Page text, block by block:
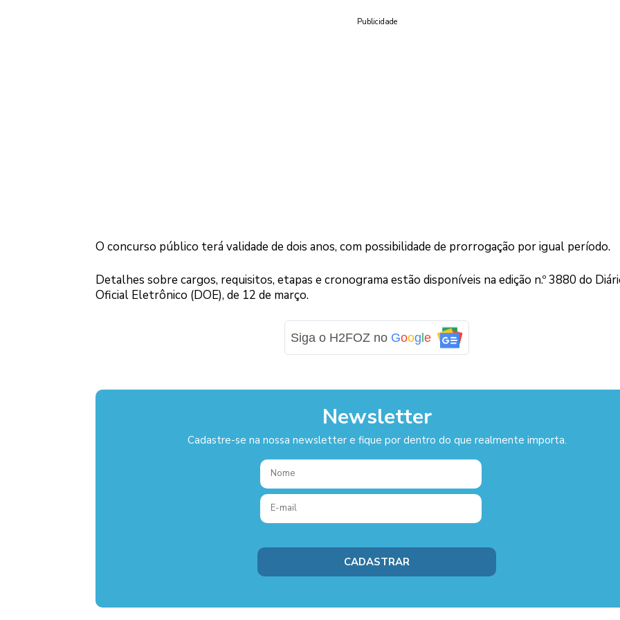
Publicidade
O concurso público terá validade de dois anos, com possibilidade de prorrogação por igual período.
Detalhes sobre cargos, requisitos, etapas e cronograma estão disponíveis na edição n.º 3880 do
Oficial Eletrônico (DOE), de 12 de março.
Siga o H2FOZ no Goog le
Newsletter
Cadastre-se na nossa newsletter e fique por dentro do que realmente importa.